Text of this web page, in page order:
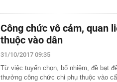
Công chức vô cảm, quan
thuộc vào dân
31/10/2017 09:35
Từ việc tuyển chọn, bổ nhiệm, đề bạt
thưởng công chức chỉ phụ thuộc vào